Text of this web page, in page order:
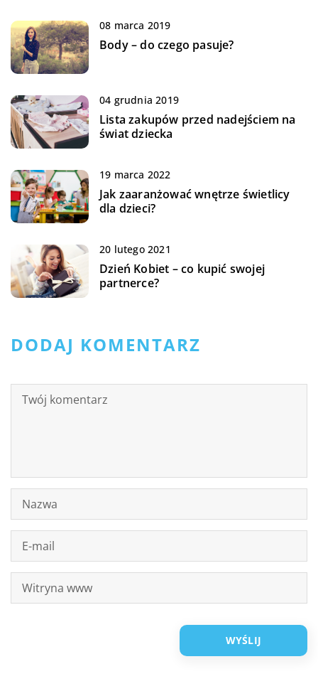
08 marca 2019
Body – do czego pasuje?
04 grudnia 2019
Lista zakupów przed nadejściem na
świat dziecka
19 marca 2022
Jak zaaranżować wnętrze świetlicy
dla dzieci?
20 lutego 2021
Dzień Kobiet – co kupić swojej
partnerce?
DODAJ KOMENTARZ